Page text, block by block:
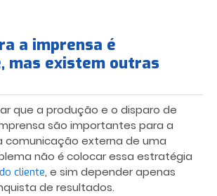
a imprensa é
mas existem outras
que a produção e o disparo de
são importantes para a
comunicação externa de uma
não é colocar essa estratégia
cliente, e sim depender apenas
de resultados.